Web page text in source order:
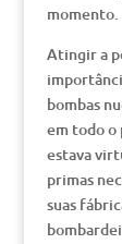
momento.
Atingir a
bombas
em todo o
estava
primas
suas